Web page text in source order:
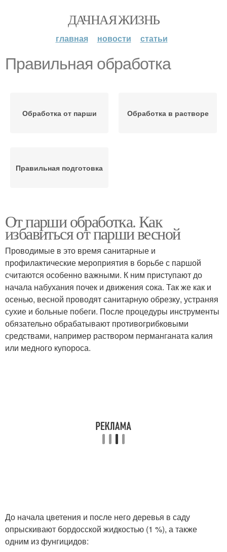
ДАЧНАЯ ЖИЗНЬ
главная новости статьи
Правильная обработка
Обработка от парши Обработка в растворе
Правильная подготовка
От парши обработка. Как
избавиться от парши весной
Проводимые в это время санитарные и
профилактические мероприятия в борьбе с паршой
считаются особенно важными. К ним приступают до
начала набухания почек и движения сока. Так же как и
осенью, весной проводят санитарную обрезку, устраняя
сухие и больные побеги. После процедуры инструменты
обязательно обрабатывают противогрибковыми
средствами, например раствором перманганата калия
или медного купороса.
До начала цветения и после него деревья в саду
опрыскивают бордосской жидкостью (1 %), а также
одним из фунгицидов: